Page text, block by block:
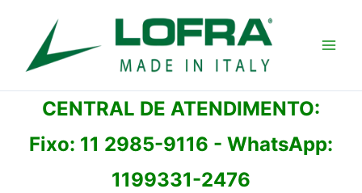
conteúdo
CENTRAL DE ATENDIMENTO:
Fixo: 11 2985-9116 - WhatsApp:
1199331-2476